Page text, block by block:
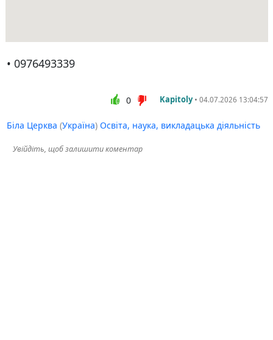
• 0976493339
Kapitoly• 04.07.2026 13:04:57
0
Біла Церква (Україна) Освіта, наука, викладацька діяльність
Увійдіть, щоб залишити коментар